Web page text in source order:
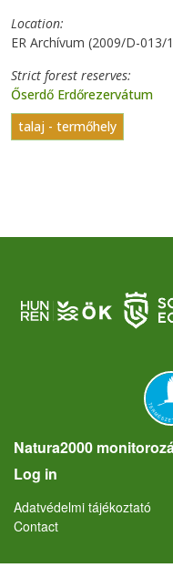
Location
ER Archívum (2009/D-
Strict forest reserves
Őserdő Erdőrezervátum
talaj - termőhely
Natura2000
User account menu
Log in
Lábléc
Adatvédelmi tájékoztató
Contact